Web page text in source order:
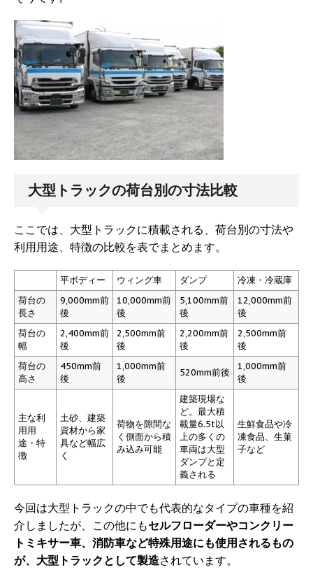
大型トラックの荷台別の寸法比較
ここでは、大型トラックに積載される、荷台別の寸法や
利用用途、特徴の比較を表でまとめます。
平ボディー ウィング車 ダンプ
冷凍・冷蔵庫
荷台の
長さ
9,000mm前
後
10,000mm前
後
5,100mm前
後
12,000mm前
後
荷台の
幅
2,400mm前
後
2,500mm前
後
2,200mm前
後
2,500mm前
後
荷台の
高さ
450mm前
後
1,000mm前
後
520mm前後
1,000mm前
後
主な利
用用
途・特
徴
土砂、建築
資材から家
具など幅広
く
荷物を隙間な
く側面から積
み込み可能
建築現場な
ど。最大積
載量6.5t以
上の多くの
車両は大型
ダンプと定
義される
生鮮食品や冷
凍食品、生菓
子など
今回は大型トラックの中でも代表的なタイプの車種を紹
介しましたが、この他にもセルフローダーやコンクリー
トミキサー車、消防車など特殊用途にも使用されるもの
が、大型トラックとして製造されています。